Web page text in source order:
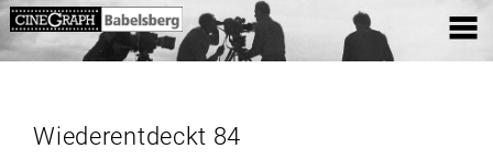
Wiederentdeckt 84